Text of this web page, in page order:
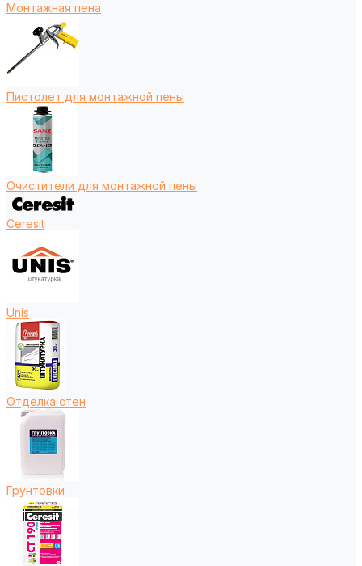
Монтажная пена
Пистолет для монтажной пены
Очистители для монтажной пены
Ceresit
Unis
Отделка стен
Грунтовки